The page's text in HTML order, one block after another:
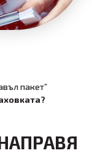
пакет”